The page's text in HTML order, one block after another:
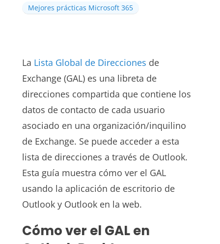
Mejores prácticas Microsoft 365
La Lista Global de Direcciones de
Exchange (GAL) es una libreta de
direcciones compartida que contiene los
datos de contacto de cada usuario
asociado en una organización/inquilino
de Exchange. Se puede acceder a esta
lista de direcciones a través de Outlook.
Esta guía muestra cómo ver el GAL
usando la aplicación de escritorio de
Outlook y Outlook en la web.
Cómo ver el GAL en